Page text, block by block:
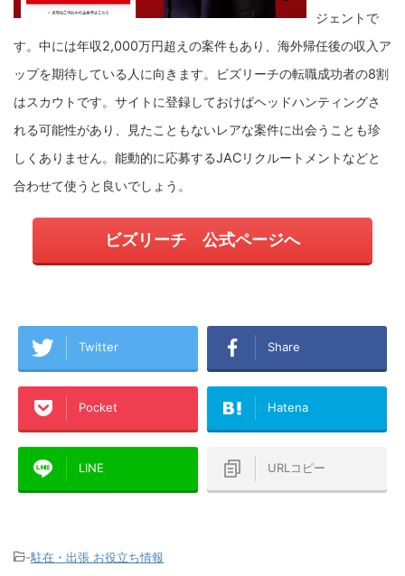
ジェントで
す。 中には年収2,000万円超えの案件もあり、海外帰任後の収入ア
ップを期待している人に向きます。
ビズリーチの転職成功者の8割
はスカウトです。サイトに登録しておけばヘッドハンティングさ
れる可能性があり、見たこともないレアな案件に出会うことも珍
しくありません。能動的に応募するJACリクルートメントなどと
合わせて使うと良いでしょう。
ビズリーチ 公式ページへ
Twitter Share
Pocket Hatena
LINE URLコピー
-駐在・出張 お役立ち情報